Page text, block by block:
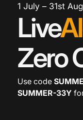
1 July – 31st
LiveAI
Zero
Use code
SUMMER-33Y